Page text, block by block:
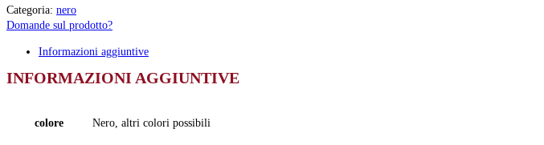
Categoria: nero
Domande sul prodotto?
Informazioni aggiuntive
INFORMAZIONI AGGIUNTIVE
colore Nero, altri colori possibili